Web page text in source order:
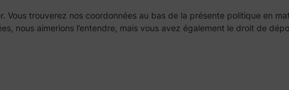
Vous trouverez nos coordonnées au bas de la présente politique en
nous aimerions l’entendre, mais vous avez également le droit de